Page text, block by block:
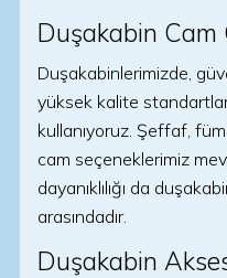
Duşakabin Cam
Duşakabinlerimizde,
yüksek kalite
kullanıyoruz. Şeffaf,
cam seçeneklerimiz
dayanıklılığı da
arasındadır.
Duşakabin